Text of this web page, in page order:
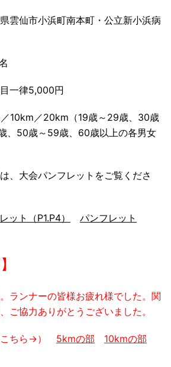
雲仙市小浜町南本町・公立新小浜病
一律5,000円
10km／20km（19歳～29歳、30歳
、50歳～59歳、60歳以上の各男女
、大会パンフレットをご覧くださ
ット（P1.P4）
パンフレット
ランナーの皆様お疲れ様でした。関
ご協力ありがとうございました。
こちら→） 5kmの部
10kmの部